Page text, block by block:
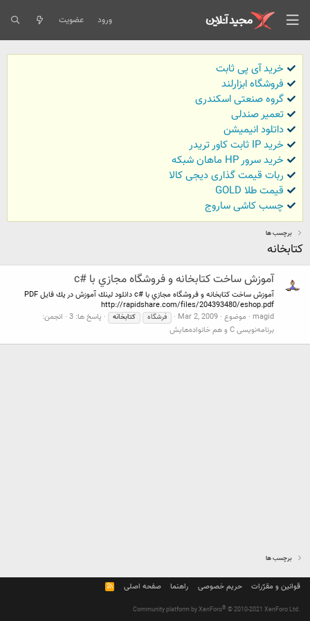
ورود عضویت
خرید آی پی ثابت
فروشگاه ابزارلند
گروه صنعتی اسکندری
تعمیر صندلی
داتلود انیمیشن
خرید IP ثابت کاور تریدر
خرید سرور HP ماهان شبکه
ربات قیمت گذاری دیجی کالا
قیمت طلا GOLD
چسب کاشی ساروج
برچسب ها
كتابخانه
آموزش ساخت كتابخانه و فروشگاه مجازي با #c
آموزش ساخت كتابخانه و فروشگاه مجازي با #c دانلود لينك آموزش در يك فايل PDF
http://rapidshare.com/files/204393480/eshop.pdf
magid موضوع Mar 2, 2009 فرشگاه كتابخانه پاسخ ها: 3
انجمن:
برنامه‌نویسی C و هم خانواده‌هایش
برچسب ها
قوانین و مقرّرات حریم خصوصی راهنما صفحه اصلی
R
S
Community platform by XenForo® © 2010-2021 XenForo Ltd.